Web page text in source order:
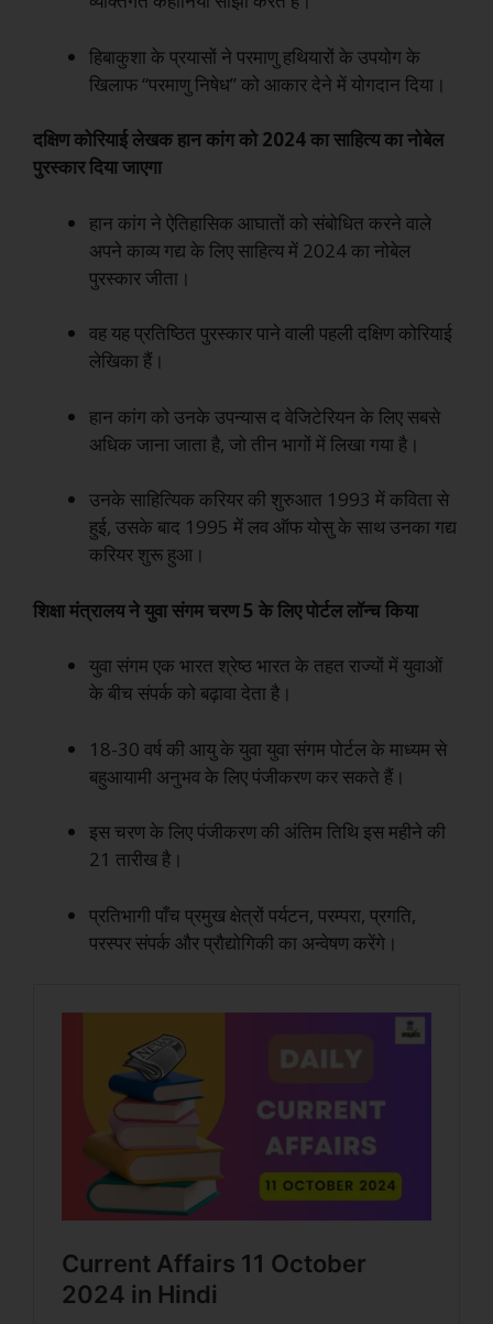
हिबाकुशा के प्रयासों ने परमाणु हथियारों के उपयोग के
खिलाफ “परमाणु निषेध” को आकार देने में योगदान दिया।
दक्षिण कोरियाई लेखक हान कांग को 2024 का साहित्य का नोबेल
पुरस्कार दिया जाएगा
हान कांग ने ऐतिहासिक आघातों को संबोधित करने वाले
अपने काव्य गद्य के लिए साहित्य में 2024 का नोबेल
पुरस्कार जीता।
वह यह प्रतिष्ठित पुरस्कार पाने वाली पहली दक्षिण कोरियाई
लेखिका हैं।
हान कांग को उनके उपन्यास द वेजिटेरियन के लिए सबसे
अधिक जाना जाता है, जो तीन भागों में लिखा गया है।
उनके साहित्यिक करियर की शुरुआत 1993 में कविता से
हुई, उसके बाद 1995 में लव ऑफ योसु के साथ उनका गद्य
करियर शुरू हुआ।
शिक्षा मंत्रालय ने युवा संगम चरण 5 के लिए पोर्टल लॉन्च किया
युवा संगम एक भारत श्रेष्ठ भारत के तहत राज्यों में युवाओं
के बीच संपर्क को बढ़ावा देता है।
18-30 वर्ष की आयु के युवा युवा संगम पोर्टल के माध्यम से
बहुआयामी अनुभव के लिए पंजीकरण कर सकते हैं।
इस चरण के लिए पंजीकरण की अंतिम तिथि इस महीने की
21 तारीख है।
प्रतिभागी पाँच प्रमुख क्षेत्रों पर्यटन, परम्परा, प्रगति,
परस्पर संपर्क और प्रौद्योगिकी का अन्वेषण करेंगे।